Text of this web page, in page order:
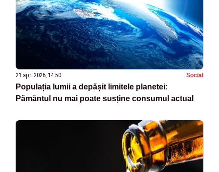
21 apr. 2026, 14:50 Social
Populația lumii a depășit limitele planetei:
Pământul nu mai poate susține consumul actual